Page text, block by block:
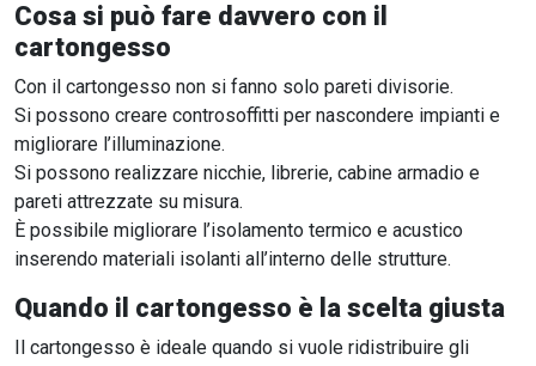
Cosa si può fare davvero con il
cartongesso
Con il cartongesso non si fanno solo pareti divisorie.
Si possono creare controsoffitti per nascondere impianti e
migliorare l’illuminazione.
Si possono realizzare nicchie, librerie, cabine armadio e
pareti attrezzate su misura.
È possibile migliorare l’isolamento termico e acustico
inserendo materiali isolanti all’interno delle strutture.
Quando il cartongesso è la scelta giusta
Il cartongesso è ideale quando si vuole ridistribuire gli